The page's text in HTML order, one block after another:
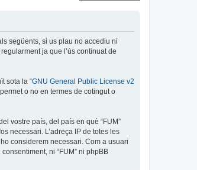
següents, si us plau no accediu ni
ja que l’ús continuat de
sota la “GNU General Public License v2
o no en termes de cotingut o
vostre país, del país en què “FUM”
necessari. L’adreça IP de totes les
considerem necessari. Com a usuari
ni “FUM” ni phpBB